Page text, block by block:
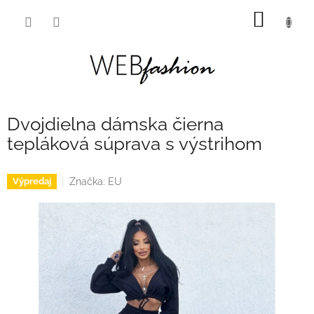
Dvojdielna dámska čierna
tepláková súprava s výstrihom
Výpredaj Značka: EU